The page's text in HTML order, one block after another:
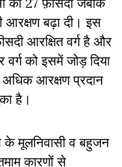
आरक्षण बढ़ा दी। इस
आरक्षित वर्ग है और
को इसमें जोड़ दिया
आरक्षण प्रदान
है।
के मूलनिवासी व बहुजन
तमाम कारणों से